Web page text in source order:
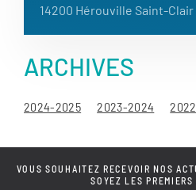
14200 Hérouville Saint-Clair
ARCHIVES
2024-2025 2023-2024
VOUS SOUHAITEZ RECEVOIR NOS
SOYEZ LES